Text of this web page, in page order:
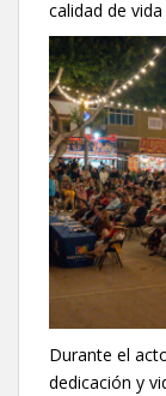
calidad de
Durante el
dedicación y